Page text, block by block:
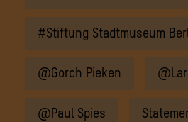
#Stiftung Stadtmuseum
@Gorch Pieken
@Paul Spies